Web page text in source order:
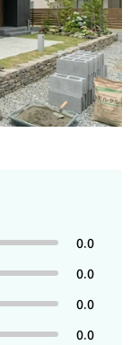
0.0
0.0
0.0
0.0